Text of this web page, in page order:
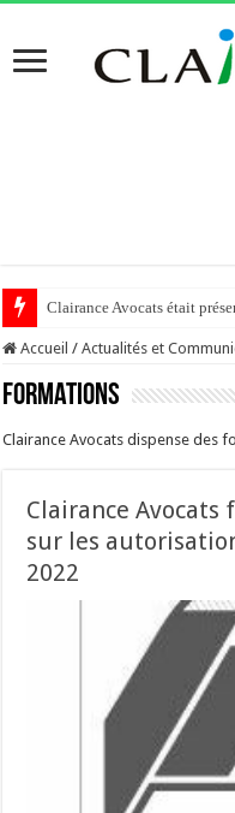
Clairance Avocats était
Accueil / Actualités et
Formations
Clairance Avocats dispense des
Clairance Avocats
sur les
2022